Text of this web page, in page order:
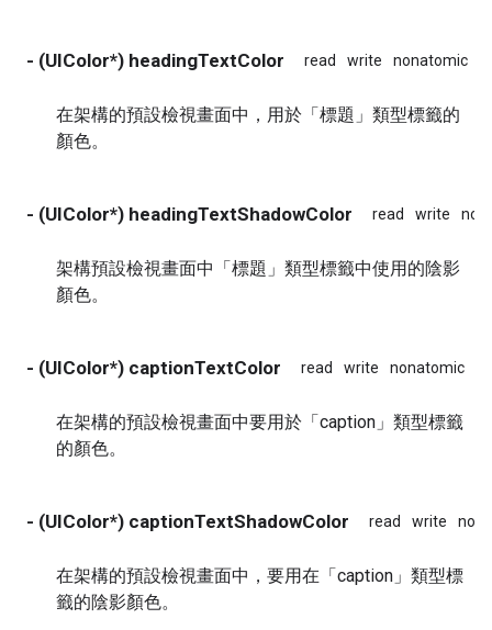
- (UIColor*) headingTextColor read write nonatomic
在架構的預設檢視畫面中，用於「標題」類型標籤的
顏色。
- (UIColor*) headingTextShadowColor read write
架構預設檢視畫面中「標題」類型標籤中使用的陰影
顏色。
- (UIColor*) captionTextColor read write nonatomic
在架構的預設檢視畫面中要用於「caption」類型標籤
的顏色。
- (UIColor*) captionTextShadowColor read write
在架構的預設檢視畫面中，要用在「caption」類型標
籤的陰影顏色。